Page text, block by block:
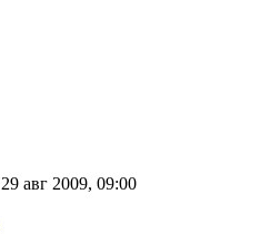
29 авг 2009, 09:00